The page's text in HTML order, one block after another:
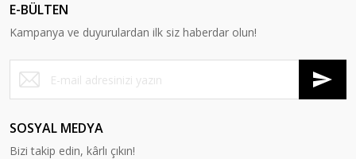
E-BÜLTEN
Kampanya ve duyurulardan ilk siz haberdar olun!
SOSYAL MEDYA
Bizi takip edin, kârlı çıkın!